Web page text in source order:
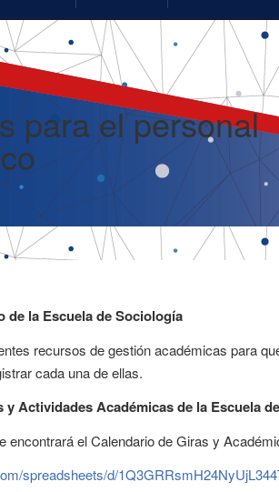
para el personal
de la Escuela de Sociología
recursos de gestión académicas para
cada una de ellas.
y Actividades Académicas de la Escuela
encontrará el Calendario de Giras y
spreadsheets/d/